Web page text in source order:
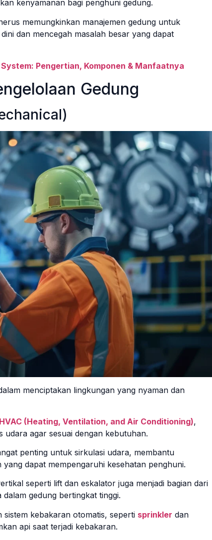
kenyamanan bagi penghuni gedung.
memungkinkan manajemen gedung untuk
dan mencegah masalah besar yang dapat
Pengertian, Komponen & Manfaatnya
Gedung
menciptakan lingkungan yang nyaman dan
HVAC (Heating, Ventilation, and Air Conditioning),
udara agar sesuai dengan kebutuhan.
penting untuk sirkulasi udara, membantu
dapat mempengaruhi kesehatan penghuni.
seperti lift dan eskalator juga menjadi bagian dari
gedung bertingkat tinggi.
kebakaran otomatis, seperti sprinkler dan
api saat terjadi kebakaran.